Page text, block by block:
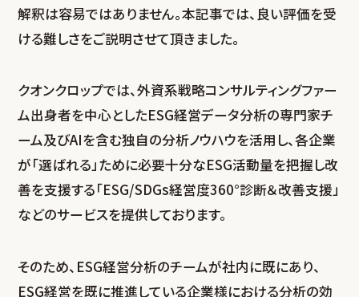
解釈は容易ではありません。本記事では、良い評価を受
ける難しさをご説明させて頂きました。
クオンクロップでは、外資系戦略コンサルティングファー
ム出身者を中心としたESG経営データ分析の専門家チ
ーム及びAIを含む独自の分析ノウハウを活用し、各企業
が「選ばれる」ために必要十分なESG活動量を把握し改
善を支援する「ESG/SDGs経営度360°診断＆改善支援」
などのサービスを提供しております。
そのため、ESG経営分析のチームが社内に既にあり、
ESG経営を既に推進している企業様における分析の効